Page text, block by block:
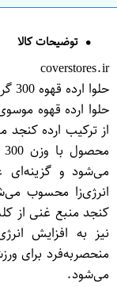
توضیحات کالا
coverstores.ir
حلوا ارده قهوه 300 گرمی موسوی
حلوا ارده قهوه
از ترکیب ارده
می‌شود و گزینه‌ای
انرژی‌زا محسوب
کنجد منبع غنی از
نیز به افزایش
منحصربه‌فرد برای
می‌شود.